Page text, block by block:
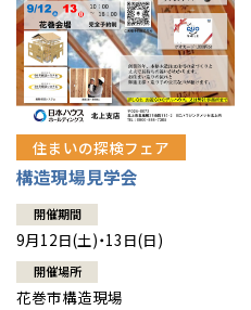
住まいの探検フェア
構造現場見学会
開催期間
9月12日(土)・13日(日)
開催場所
花巻市構造現場